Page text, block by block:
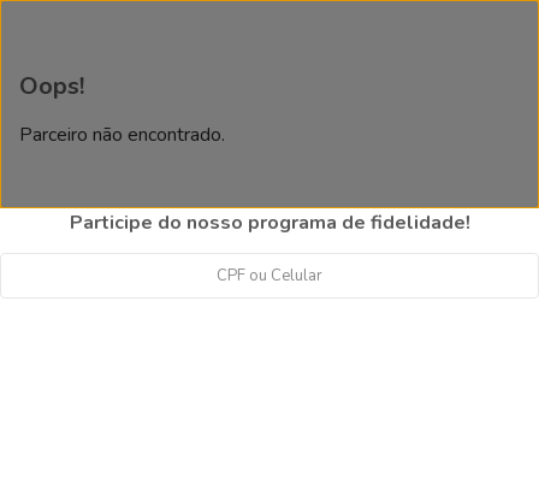
Oops!
Parceiro não encontrado.
Participe do nosso programa de fidelidade!